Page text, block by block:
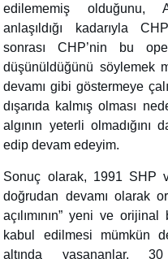
edilememiş olduğunu,
anlaşıldığı kadarıyla
sonrası CHP’nin bu
düşünüldüğünü söylemek
devamı gibi göstermeye
dışarıda kalmış olması
algının yeterli
edip devam edeyim.
Sonuç olarak, 1991 SHP
doğrudan devamı olarak
açılımının” yeni ve
kabul edilmesi mümkün
altında yaşananlar,